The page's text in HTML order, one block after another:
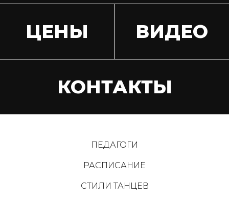
ЦЕНЫ ВИДЕО
КОНТАКТЫ
ПЕДАГОГИ
РАСПИСАНИЕ
СТИЛИ ТАНЦЕВ